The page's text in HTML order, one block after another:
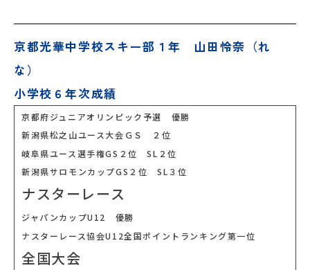
京都光華中学校スキー部１年 山田怜奈（れ
な）
小学校６年次成績
京都府ジュニアオリンピック予選 優勝
新潟県松之山ユース大会ＧＳ ２位
岐阜県ユース選手権GS２位 SL２位
新潟県サロモンカップGS２位 SL３位
ナスターレース
ジャパンカップU12 優勝
ナスターレース協会U12全国ポイントランキング第一位
全国大会